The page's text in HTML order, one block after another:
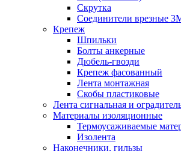
Скрутка
Соединители врезные
Крепеж
Шпильки
Болты анкерные
Дюбель-гвозди
Крепеж фасованный
Лента монтажная
Скобы пластиковые
Лента сигнальная и
Материалы изоляционные
Термоусаживаемые
Изолента
Наконечники, гильзы